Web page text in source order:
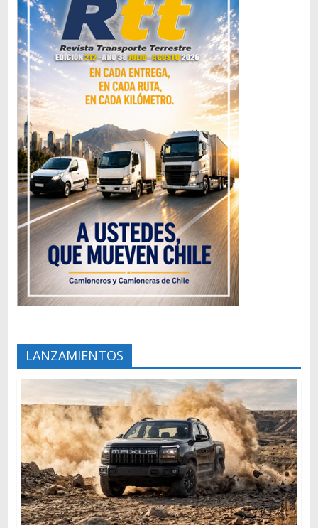
LANZAMIENTOS